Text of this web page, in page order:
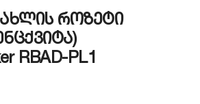
როზეტი
RBAD-PL1